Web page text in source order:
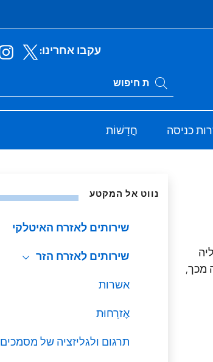
עקבו אחרינו:
Ricerca sito live
חפש באתר
כניסה חֲדָשׁוֹת
מכך,
נווט אל המקטע
שירותים לאזרח האיטלקי
שירותים לאזרח הזר
אשרות
אֶזרָחוּת
תרגום ולגליזציה של מסמכים